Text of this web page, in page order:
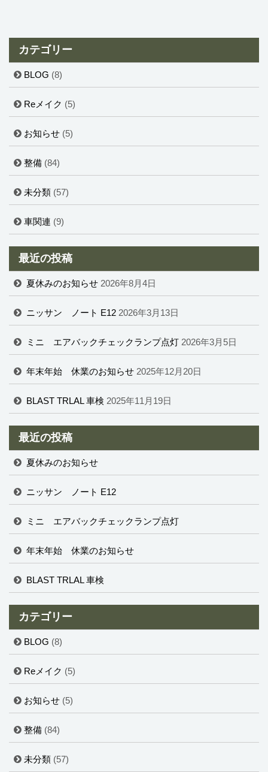
カテゴリー
BLOG (8)
Reメイク (5)
お知らせ (5)
整備 (84)
未分類 (57)
車関連 (9)
最近の投稿
夏休みのお知らせ 2026年8月4日
ニッサン ノート E12 2026年3月13日
ミニ エアバックチェックランプ点灯 2026年3月5日
年末年始 休業のお知らせ 2025年12月20日
BLAST TRLAL 車検 2025年11月19日
最近の投稿
夏休みのお知らせ
ニッサン ノート E12
ミニ エアバックチェックランプ点灯
年末年始 休業のお知らせ
BLAST TRLAL 車検
カテゴリー
BLOG (8)
Reメイク (5)
お知らせ (5)
整備 (84)
未分類 (57)